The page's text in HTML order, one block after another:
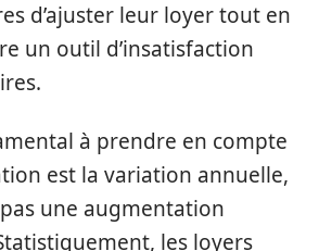
d’ajuster leur loyer tout en
un outil d’insatisfaction
à prendre en compte
est la variation annuelle,
une augmentation
les loyers